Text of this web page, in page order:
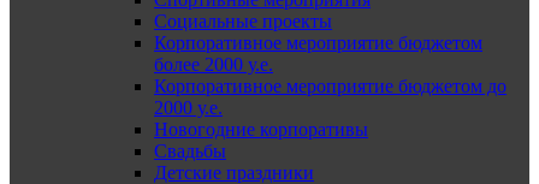
Социальные проекты
Корпоративное мероприятие бюджетом
более 2000 у.е.
Корпоративное мероприятие бюджетом до
2000 у.е.
Новогодние корпоративы
Свадьбы
Детские праздники